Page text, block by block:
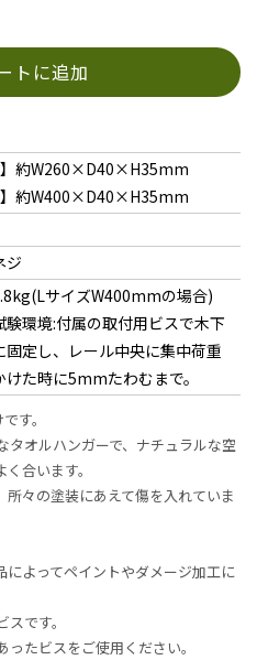
トに追加
】約W260×D40×H35mm
】約W400×D40×H35mm
ジ
サイズW400mmの場合)
環境:付属の取付用ビスで木下
固定し、レール中央に集中荷重
けた時に5mmたわむまで。
す。
タオルハンガーで、ナチュラルな空
合います。
々の塗装にあえて傷を入れていま
よってペイントやダメージ加工に
です。
たビスをご使用ください。